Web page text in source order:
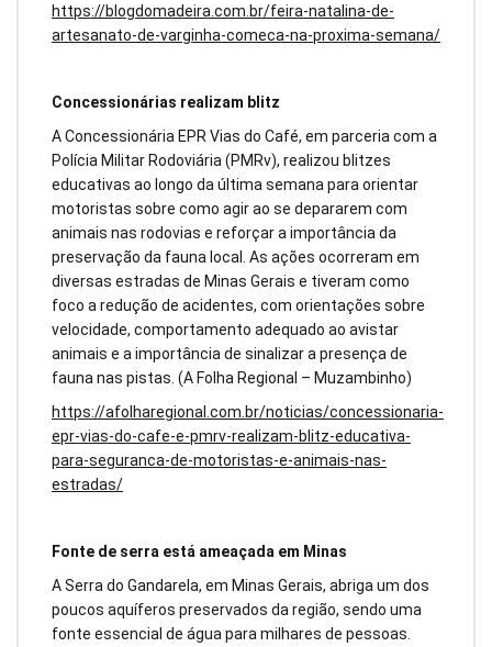
https://blogdomadeira.com.br/feira-natalina-de-
artesanato-de-varginha-comeca-na-proxima-semana/
Concessionárias realizam blitz
A Concessionária EPR Vias do Café, em parceria com a
Polícia Militar Rodoviária (PMRv), realizou blitzes
educativas ao longo da última semana para orientar
motoristas sobre como agir ao se depararem com
animais nas rodovias e reforçar a importância da
preservação da fauna local. As ações ocorreram em
diversas estradas de Minas Gerais e tiveram como
foco a redução de acidentes, com orientações sobre
velocidade, comportamento adequado ao avistar
animais e a importância de sinalizar a presença de
fauna nas pistas. (A Folha Regional – Muzambinho)
https://afolharegional.com.br/noticias/concessionaria-
epr-vias-do-cafe-e-pmrv-realizam-blitz-educativa-
para-seguranca-de-motoristas-e-animais-nas-
estradas/
Fonte de serra está ameaçada em Minas
A Serra do Gandarela, em Minas Gerais, abriga um dos
poucos aquíferos preservados da região, sendo uma
fonte essencial de água para milhares de pessoas.